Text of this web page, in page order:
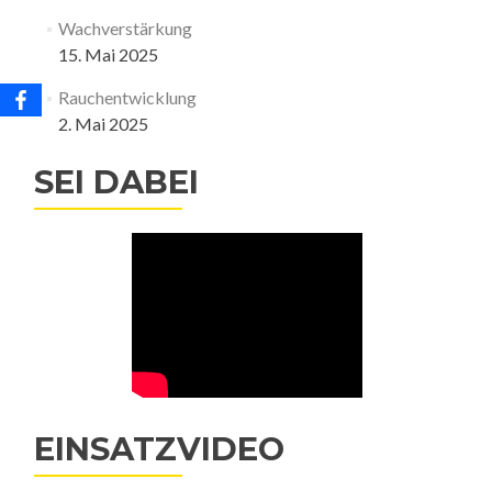
Wachverstärkung
15. Mai 2025
Rauchentwicklung
2. Mai 2025
SEI DABEI
EINSATZVIDEO